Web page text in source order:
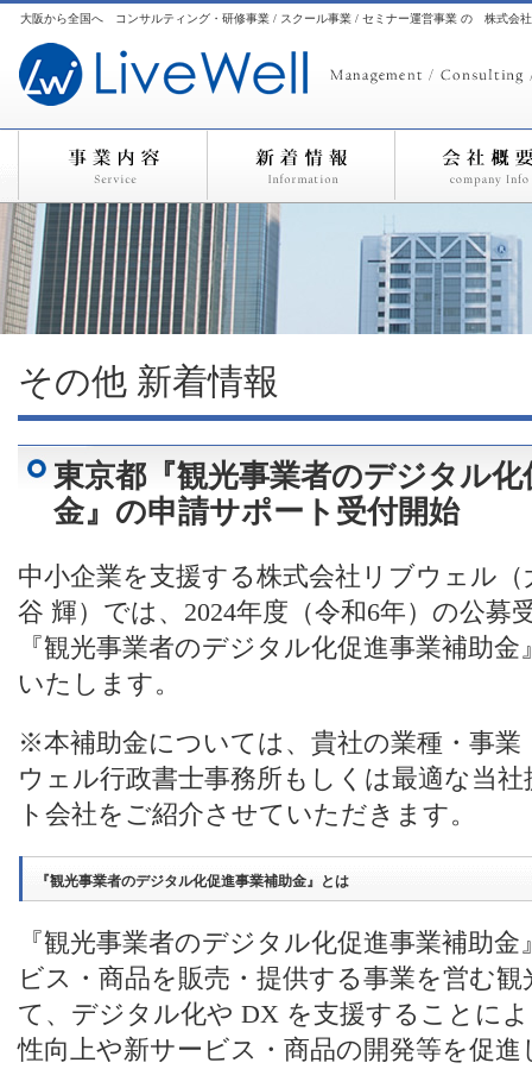
大阪から全国へ コンサルティング・研修事業 / スクール事業 / セミナー運営事業 の 株式会
その他 新着情報
東京都『観光事業者のデジタル化
金』の申請サポート受付開始
中小企業を支援する株式会社リブウェル
谷 輝）では、2024年度（令和6年）の公募
『観光事業者のデジタル化促進事業補助
いたします。
※本補助金については、貴社の業種・事業
ウェル行政書士事務所もしくは最適な当
ト会社をご紹介させていただきます。
『観光事業者のデジタル化促進事業補助金』とは
『観光事業者のデジタル化促進事業補助
ビス・商品を販売・提供する事業を営む
て、デジタル化や DX を支援することに
性向上や新サービス・商品の開発等を促